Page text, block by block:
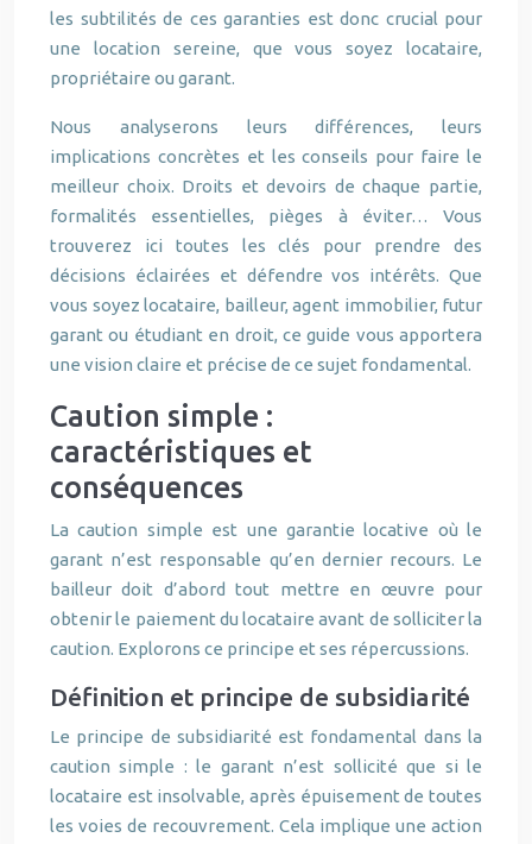
les subtilités de ces garanties est donc crucial pour
une location sereine, que vous soyez locataire,
propriétaire ou garant.
Nous analyserons leurs différences, leurs
implications concrètes et les conseils pour faire le
meilleur choix. Droits et devoirs de chaque partie,
formalités essentielles, pièges à éviter… Vous
trouverez ici toutes les clés pour prendre des
décisions éclairées et défendre vos intérêts. Que
vous soyez locataire, bailleur, agent immobilier, futur
garant ou étudiant en droit, ce guide vous apportera
une vision claire et précise de ce sujet fondamental.
Caution simple :
caractéristiques et
conséquences
La caution simple est une garantie locative où le
garant n’est responsable qu’en dernier recours. Le
bailleur doit d’abord tout mettre en œuvre pour
obtenir le paiement du locataire avant de solliciter la
caution. Explorons ce principe et ses répercussions.
Définition et principe de subsidiarité
Le principe de subsidiarité est fondamental dans la
caution simple : le garant n’est sollicité que si le
locataire est insolvable, après épuisement de toutes
les voies de recouvrement. Cela implique une action